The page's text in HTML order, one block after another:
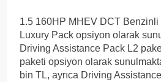
1.5 160HP MHEV DCT Benzinli
Luxury Pack opsiyon olarak
Driving Assistance Pack L2
paketi opsiyon olarak
bin TL, ayrıca Driving